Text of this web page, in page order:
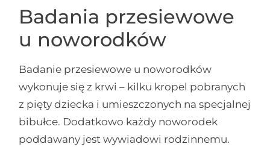
Badania przesiewowe
u noworodków
Badanie przesiewowe u noworodków
wykonuje się z krwi – kilku kropel pobranych
z pięty dziecka i umieszczonych na specjalnej
bibułce. Dodatkowo każdy noworodek
poddawany jest wywiadowi rodzinnemu.